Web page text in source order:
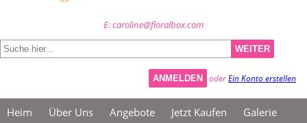
E: caroline@floralbox.com
WEITER
ANMELDEN oderEin Konto erstellen
Heim Über Uns Angebote Jetzt Kaufen
Galerie